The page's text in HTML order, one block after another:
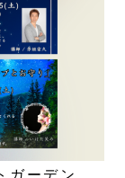
ガーデン